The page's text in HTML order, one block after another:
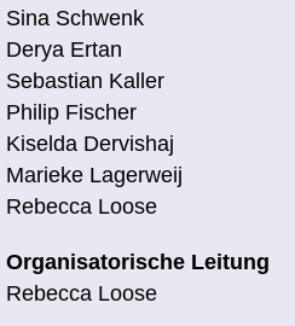
Si­na Schwenk
Derya Er­tan
Se­bas­ti­an Kaller
Phil­ip Fischer
Ki­sel­da Dervishaj
Ma­rie­ke Lagerweij
Re­bec­ca Loose
Or­ga­ni­sa­to­ri­sche Leitung
Re­bec­ca Loose